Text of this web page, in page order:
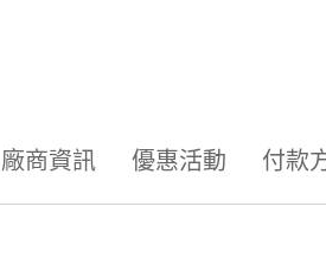
廠商資訊 優惠活動 付款